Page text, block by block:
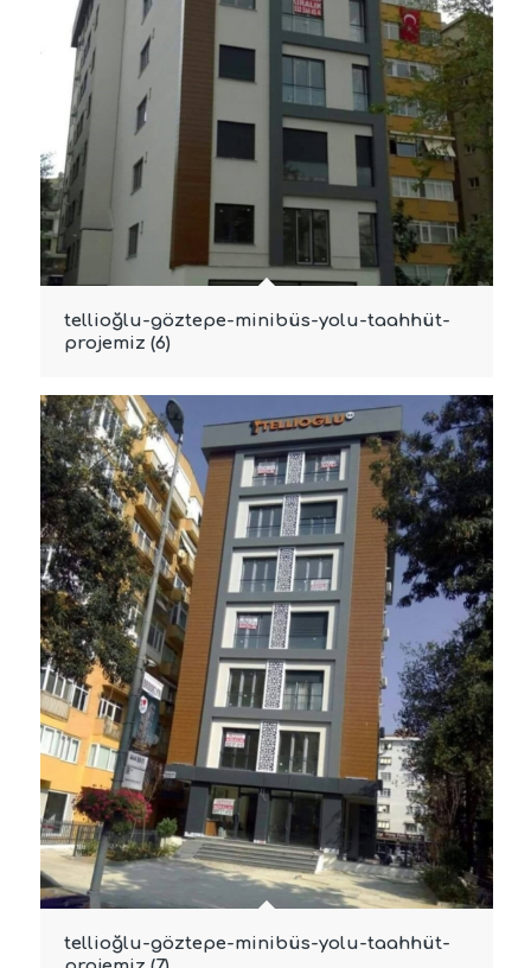
tellioğlu-göztepe-minibüs-yolu-taahhüt-
projemiz (6)
tellioğlu-göztepe-minibüs-yolu-taahhüt-